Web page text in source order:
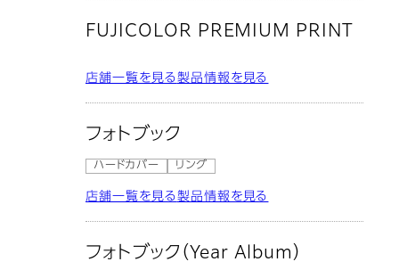
FUJICOLOR PREMIUM PRINT
店舗一覧を見る製品情報を見る
フォトブック
ハードカバー リング
店舗一覧を見る製品情報を見る
フォトブック（Year Album）